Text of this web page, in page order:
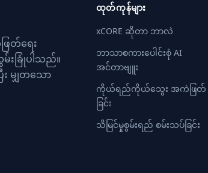
ြတ်ရေး
းခြုံပါသည်။
မျှတသော
ထုတ်ကုန်များ
xCORE ဆိုတာ ဘာလဲ
ဘာသာစကားပေါင်းစုံ AI
အင်တာဗျူး
ကိုယ်ရည်ကိုယ်သွေး အကဲဖြတ်
ခြင်း
သိမြင်မှုစွမ်းရည် စမ်းသပ်ခြင်း